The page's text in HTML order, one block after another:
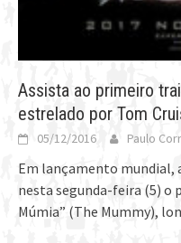
Assista ao primeiro
estrelado por Tom
05/12/2016 Paulo
Em lançamento mundial,
nesta segunda-feira (5) o
Múmia” (The Mummy),